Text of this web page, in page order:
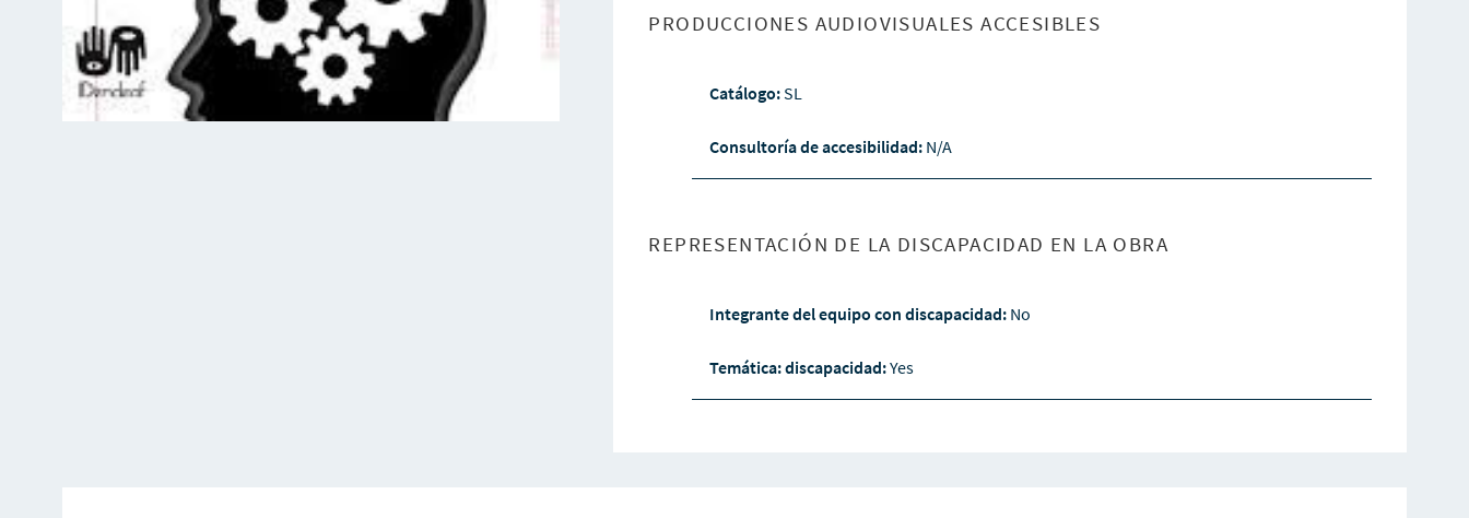
PRODUCCIONES AUDIOVISUALES ACCESIBLES
Catálogo:SL
Consultoría de accesibilidad: N/A
REPRESENTACIÓN DE LA DISCAPACIDAD EN LA OBRA
Integrante del equipo con discapacidad: No
Temática: discapacidad:Yes